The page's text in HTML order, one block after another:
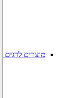
מוצרים לדגים